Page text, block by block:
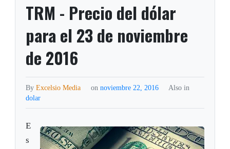
TRM - Precio del dólar
para el 23 de noviembre
de 2016
ByExcelsio Media on noviembre 22, 2016
Also in
dolar
E
s